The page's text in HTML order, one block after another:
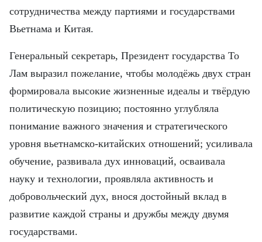
сотрудничества между партиями и государствами
Вьетнама и Китая.
Генеральный секретарь, Президент государства То
Лам выразил пожелание, чтобы молодёжь двух стран
формировала высокие жизненные идеалы и твёрдую
политическую позицию; постоянно углубляла
понимание важного значения и стратегического
уровня вьетнамско-китайских отношений; усиливала
обучение, развивала дух инноваций, осваивала
науку и технологии, проявляла активность и
добровольческий дух, внося достойный вклад в
развитие каждой страны и дружбы между двумя
государствами.